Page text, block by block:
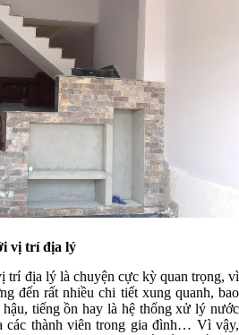
vị trí địa lý
trí địa lý là chuyện cực kỳ quan trọng, vì
đến rất nhiều chi tiết xung quanh, bao
tiếng ồn hay là hệ thống xử lý nước
các thành viên trong gia đình… Vì vậy,